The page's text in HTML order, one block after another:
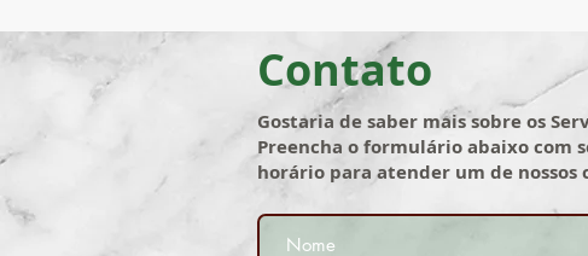
Contato
Gostaria de saber mais sobre os
Preencha o formulário abaixo com
horário para atender um de nossos